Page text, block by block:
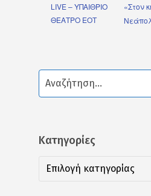
LIVE – ΥΠΑΙΘΡΙΟ
ΘΕΑΤΡΟ ΕΟΤ
«Στον
Kατηγορίες
Kατηγορίες
Επιλογή κατηγορίας
Kατηγορίες